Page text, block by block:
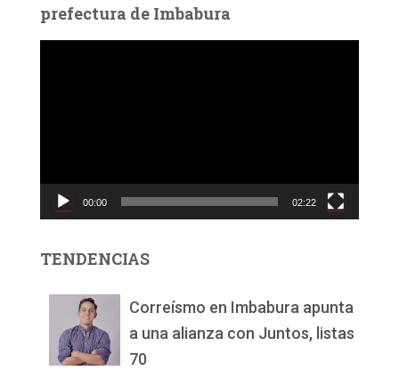
prefectura de Imbabura
c
d
00:00 02:22
TENDENCIAS
Correísmo en Imbabura apunta
a una alianza con Juntos, listas
70